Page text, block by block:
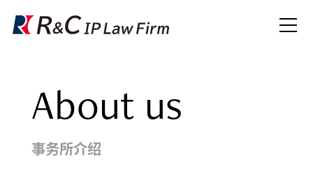
About us
事务所介绍